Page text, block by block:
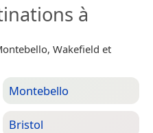
à
Wakefield et
Montebello
Bristol